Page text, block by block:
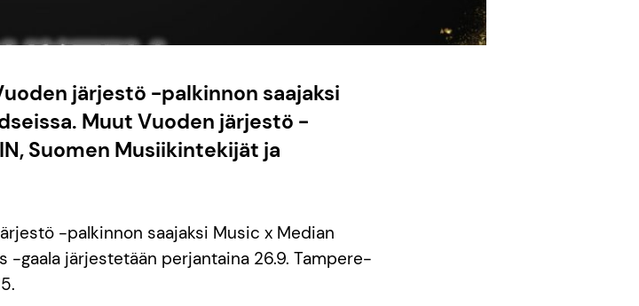
järjestö -palkinnon saajaksi
Muut Vuoden järjestö -
Suomen Musiikintekijät ja
-palkinnon saajaksi Music x Median
-gaala järjestetään perjantaina 26.9. Tampere-